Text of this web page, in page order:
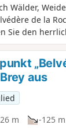
Wälder,
de la
Sie den
der einen
Seite.
aus
m
-125 m